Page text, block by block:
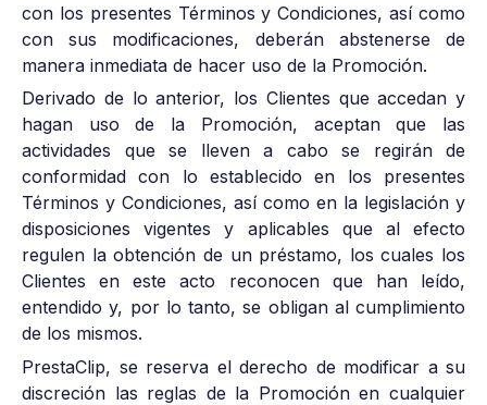
con los presentes Términos y Condiciones, así como
con sus modificaciones, deberán abstenerse de
manera inmediata de hacer uso de la Promoción.
Derivado de lo anterior, los Clientes que accedan y
hagan uso de la Promoción, aceptan que las
actividades que se lleven a cabo se regirán de
conformidad con lo establecido en los presentes
Términos y Condiciones, así como en la legislación y
disposiciones vigentes y aplicables que al efecto
regulen la obtención de un préstamo, los cuales los
Clientes en este acto reconocen que han leído,
entendido y, por lo tanto, se obligan al cumplimiento
de los mismos.
PrestaClip, se reserva el derecho de modificar a su
discreción las reglas de la Promoción en cualquier